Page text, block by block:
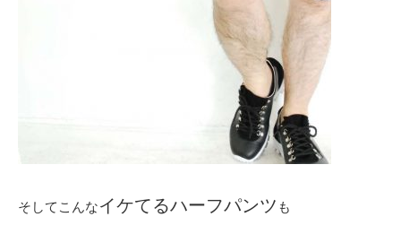
そしてこんなイケてるハーフパンツ も